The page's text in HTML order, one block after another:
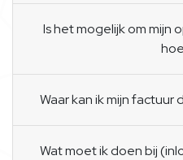
Is het mogelijk om mijn
Waar kan ik mijn factuur
Wat moet ik doen bij